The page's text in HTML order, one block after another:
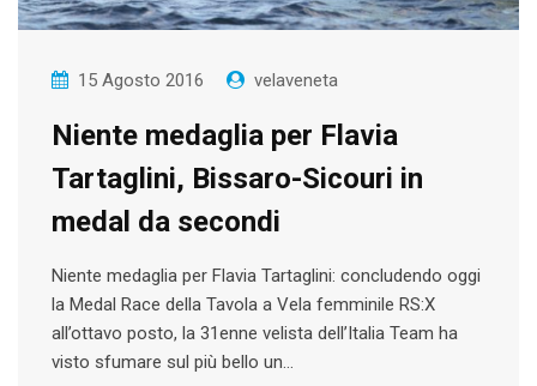
15 Agosto 2016 velaveneta
Niente medaglia per Flavia
Tartaglini, Bissaro-Sicouri in
medal da secondi
Niente medaglia per Flavia Tartaglini: concludendo oggi
la Medal Race della Tavola a Vela femminile RS:X
all’ottavo posto, la 31enne velista dell’Italia Team ha
visto sfumare sul più bello un…